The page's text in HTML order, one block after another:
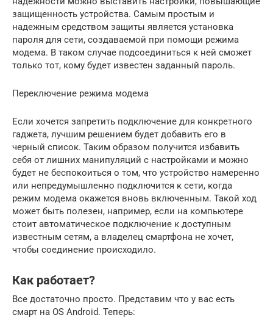
защищенность устройства. Самым простым и
надежным средством защиты является установка
пароля для сети, создаваемой при помощи режима
модема. В таком случае подсоединиться к ней сможет
только тот, кому будет известен заданный пароль.
Переключение режима модема
Если хочется запретить подключение для конкретного
гаджета, лучшим решением будет добавить его в
черный список. Таким образом получится избавить
себя от лишних манипуляций с настройками и можно
будет не беспокоиться о том, что устройство намеренно
или непредумышленно подключится к сети, когда
режим модема окажется вновь включенным. Такой ход
может быть полезен, например, если на компьютере
стоит автоматическое подключение к доступным
известным сетям, а владелец смартфона не хочет,
чтобы соединение происходило.
Как работает?
Все достаточно просто. Представим что у вас есть
смарт на OS Android. Теперь: